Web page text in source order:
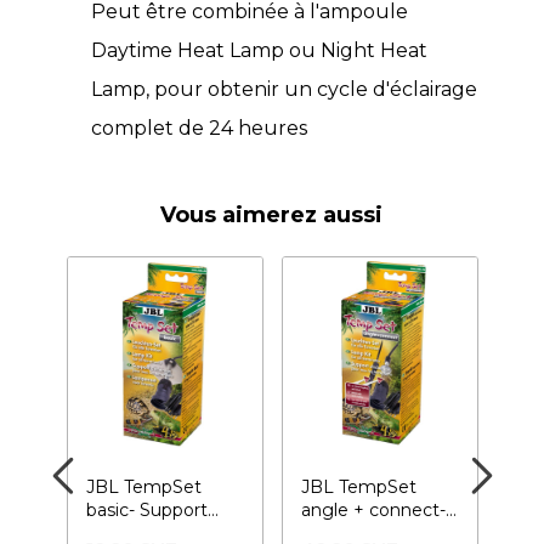
Peut être combinée à l'ampoule
Daytime Heat Lamp ou Night Heat
Lamp, pour obtenir un cycle d'éclairage
complet de 24 heures
Vous aimerez aussi
JBL TempSet
basic- Support
JBL TempSet
angle + connect-